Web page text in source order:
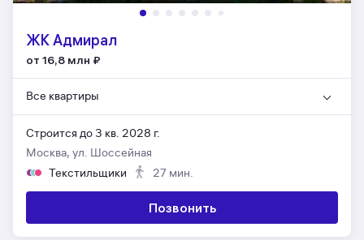
ЖК Адмирал
от 16,8 млн ₽
Все квартиры
Строится до 3 кв. 2028 г.
Москва, ул. Шоссейная
Текстильщики
27 мин.
Позвонить